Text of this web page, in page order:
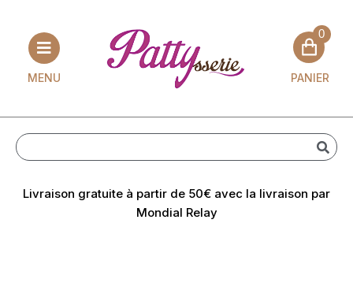
Aller
contenu
MENU PANIER
0
Livraison gratuite à partir de 50€ avec la livraison par
Mondial Relay